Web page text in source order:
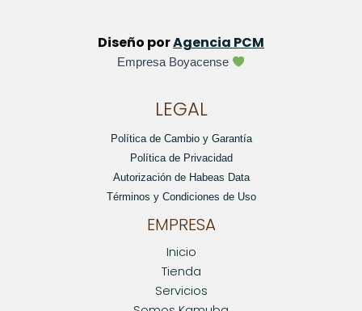
Diseño porAgencia PCM
Empresa Boyacense
LEGAL
Política de Cambio y Garantía
Política de Privacidad
Autorización de Habeas Data
Términos y Condiciones de Uso
EMPRESA
Inicio
Tienda
Servicios